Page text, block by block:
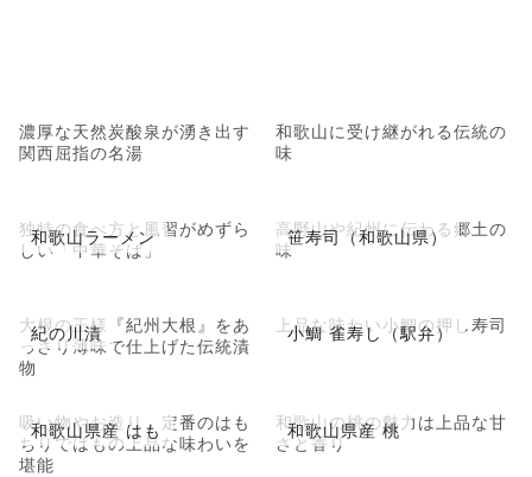
濃厚な天然炭酸泉が湧き出す
関西屈指の名湯
和歌山に受け継がれる伝統の
味
和歌山ラーメン
独特の食べ方と風習がめずら
しい「中華そば」
笹寿司（和歌山県）
高野山や紀州に伝わる郷土の
味
紀の川漬
大根の王様『紀州大根』をあ
っさり薄味で仕上げた伝統漬
物
小鯛 雀寿し（駅弁）
上品な味わい小鯛の押し寿司
和歌山県産 はも
吸い物やお造り、定番のはも
ちりではもの上品な味わいを
堪能
和歌山県産 桃
和歌山の桃の魅力は上品な甘
さと香り